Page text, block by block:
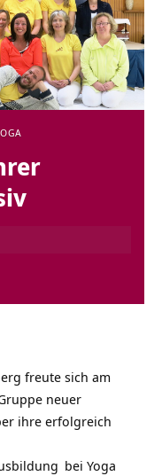
freute sich am
neuer
ihre erfolgreich
bei Yoga